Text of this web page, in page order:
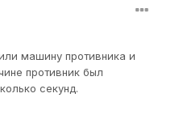
машину противника и
противник был
секунд.